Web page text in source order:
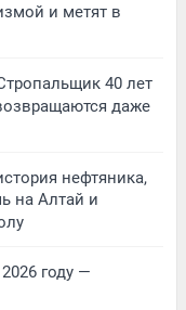
и метят в
40 лет
даже
нефтяника,
на Алтай и
году —